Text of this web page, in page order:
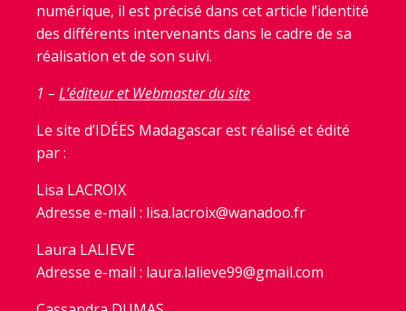
numérique, il est précisé dans cet article l’identité
des différents intervenants dans le cadre de sa
réalisation et de son suivi.
1 – L’éditeur et Webmaster du site
Le site d’IDÉES Madagascar est réalisé et édité
par :
Lisa LACROIX
Adresse e-mail : lisa.lacroix@wanadoo.fr
Laura LALIEVE
Adresse e-mail : laura.lalieve99@gmail.com